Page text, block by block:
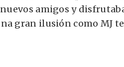
amigos y
gran ilusión como MJ